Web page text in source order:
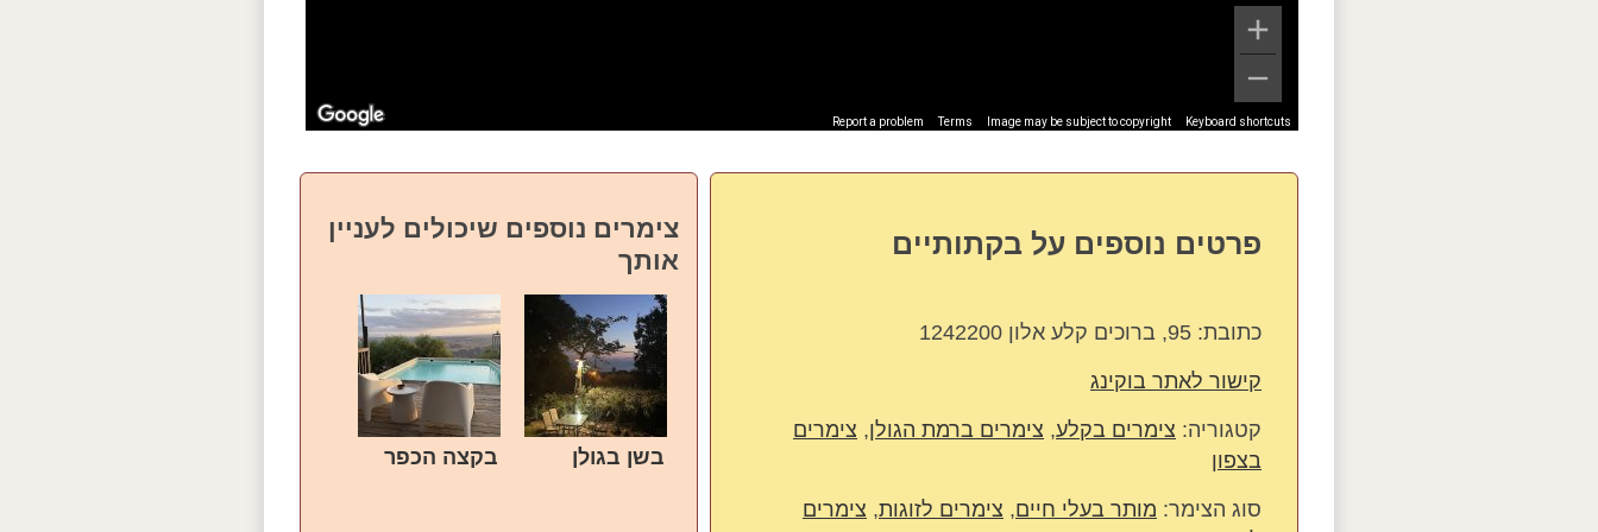
Keyboard shortcuts
Image may be subject to copyright
Terms
Report a problem
פרטים נוספים על בקתותיים
כתובת: 95, ברוכים קלע אלון 1242200
קישור לאתר בוקינג
קטגוריה: צימרים בקלע, צימרים ברמת הגולן, צימרים
בצפון
סוג הצימר: מותר בעלי חיים, צימרים לזוגות, צימרים
צימרים נוספים שיכולים לעניין
אותך
בשן בגולן בקצה הכפר